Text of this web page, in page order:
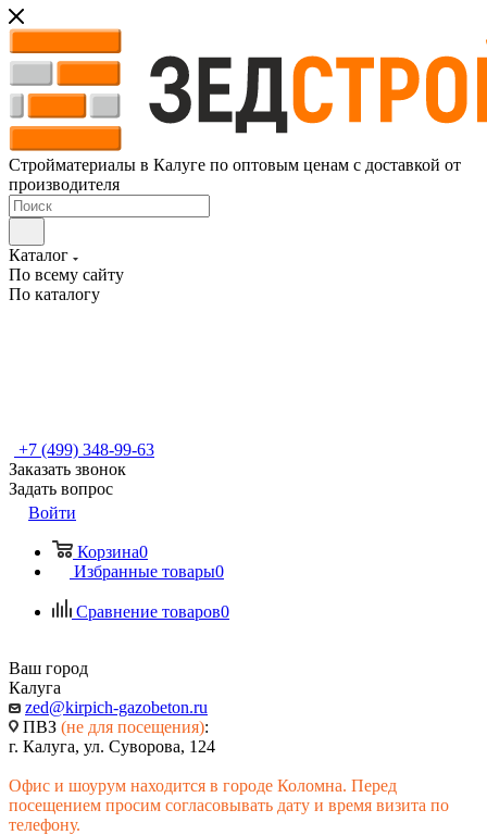
Стройматериалы в Калуге по оптовым ценам с доставкой от
производителя
Каталог
По всему сайту
По каталогу
+7 (499) 348-99-63
Заказать звонок
Задать вопрос
Войти
Корзина0
Избранные товары0
Сравнение товаров0
Ваш город
Калуга
zed@kirpich-gazobeton.ru
ПВЗ (не для посещения):
г. Калуга, ул. Суворова, 124
Офис и шоурум находится в городе Коломна. Перед
посещением просим согласовывать дату и время визита по
телефону.